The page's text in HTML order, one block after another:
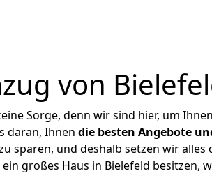
von
Sorge, denn wir sind hier, um
daran, Ihnen die besten Angebote
sparen, und deshalb setzen wir
großes Haus in Bielefeld besitzen,